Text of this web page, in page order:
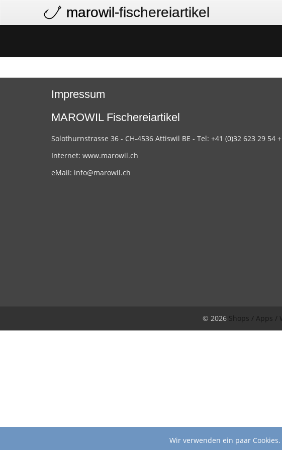
marowil-fischereiartikel
Impressum
MAROWIL Fischereiartikel
Solothurnstrasse 36 - CH-4536 Attiswil BE - Tel: +41 (0)32 623 29 54
Internet: www.marowil.ch
eMail: info@marowil.ch
© 2026 Shops / Apps /
Wir verwenden ein paar